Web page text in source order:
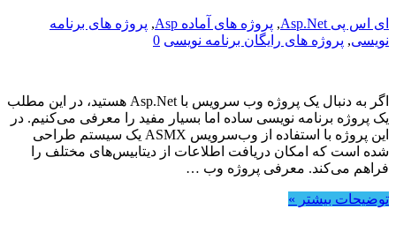
ای اس پی Asp.Net , پروژه های آماده Asp , پروژه های برنامه
نویسی, پروژه های رایگان برنامه نویسی 0
اگر به دنبال یک پروژه وب سرویس با Asp.Net هستید، در این مطلب
یک پروژه برنامه نویسی ساده اما بسیار مفید را معرفی می‌کنیم. در
این پروژه با استفاده از وب‌سرویس ASMX یک سیستم طراحی
شده است که امکان دریافت اطلاعات از دیتابیس‌های مختلف را
فراهم می‌کند. معرفی پروژه وب …
توضیحات بیشتر »